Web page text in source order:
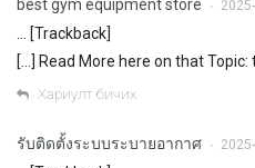
best gym equipment store •
… [Trackback]
[…] Read More here on that
Хариулт бичих
รับติดตั้งระบบระบายอากาศ •